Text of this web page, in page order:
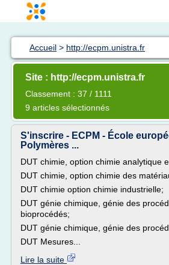
Accueil > http://ecpm.unistra.fr
Site : http://ecpm.unistra.fr
Classement : 37 / 1111
9 articles sélectionnés
S'inscrire - ECPM - École
Polymères ...
DUT chimie, option chimie analytique
DUT chimie, option chimie des
DUT chimie option chimie industrielle;
DUT génie chimique, génie des
bioprocédés;
DUT génie chimique, génie des
DUT Mesures...
Lire la suite